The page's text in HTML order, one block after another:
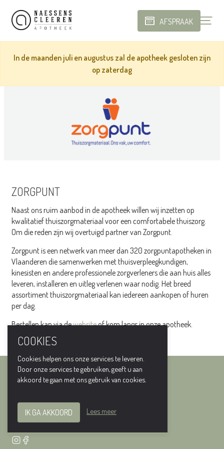
AFSPRAAK
In de maanden juli en augustus zal de apotheek gesloten zijn
op zaterdag
ZORGPUNT
Naast ons ruim aanbod in de apotheek willen wij inzetten op
kwalitatief thuiszorgmateriaal voor een comfortabele thuiszorg.
Om die reden zijn wij overtuigd partner van Zorgpunt.
Zorgpunt is een netwerk van meer dan 320 zorgpuntapotheken in
Vlaanderen die samenwerken met thuisverpleegkundigen,
kinesisten en andere professionele zorgverleners die aan huis alles
leveren, installeren en uitleg verlenen waar nodig. Het breed
assortiment thuiszorgmateriaal kan iedereen aankopen of huren
per dag.
Bestellen kan via dewebsiteof kom langs in onze apotheek.
Meer informatie:
APOTHEEK NAESSENS-CLEEREN
info@apotheeknaessenscleeren.be
Turnhoutsebaan 459, 2970 Schilde
COOKIES
Cookies helpen ons onze services te leveren.
Door onze services te gebruiken, geeft u aan
akkoord te gaan met ons gebruik van cookies.
IK GA AKKOORD Lees meer